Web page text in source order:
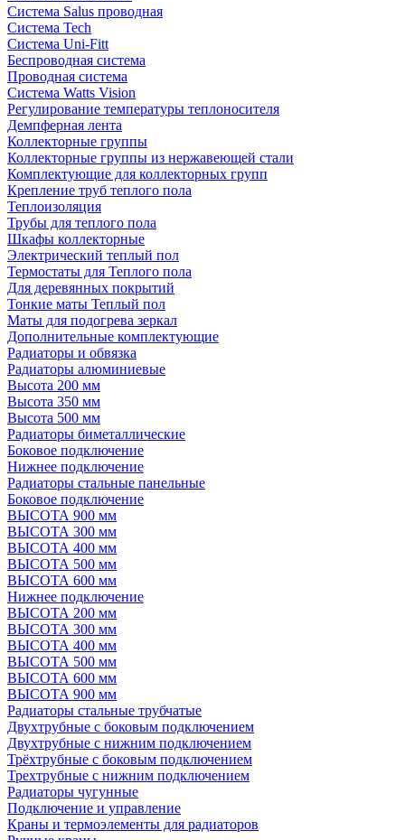
Система Salus проводная
Система Tech
Система Uni-Fitt
Беспроводная система
Проводная система
Система Watts Vision
Регулирование температуры теплоносителя
Демпферная лента
Коллекторные группы
Коллекторные группы из нержавеющей стали
Комплектующие для коллекторных групп
Крепление труб теплого пола
Теплоизоляция
Трубы для теплого пола
Шкафы коллекторные
Электрический теплый пол
Термостаты для Теплого пола
Для деревянных покрытий
Тонкие маты Теплый пол
Маты для подогрева зеркал
Дополнительные комплектующие
Радиаторы и обвязка
Радиаторы алюминиевые
Высота 200 мм
Высота 350 мм
Высота 500 мм
Радиаторы биметаллические
Боковое подключение
Нижнее подключение
Радиаторы стальные панельные
Боковое подключение
ВЫСОТА 900 мм
ВЫСОТА 300 мм
ВЫСОТА 400 мм
ВЫСОТА 500 мм
ВЫСОТА 600 мм
Нижнее подключение
ВЫСОТА 200 мм
ВЫСОТА 300 мм
ВЫСОТА 400 мм
ВЫСОТА 500 мм
ВЫСОТА 600 мм
ВЫСОТА 900 мм
Радиаторы стальные трубчатые
Двухтрубные с боковым подключением
Двухтрубные с нижним подключением
Трёхтрубные с боковым подключением
Трехтрубные с нижним подключением
Радиаторы чугунные
Подключение и управление
Краны и термоэлементы для радиаторов